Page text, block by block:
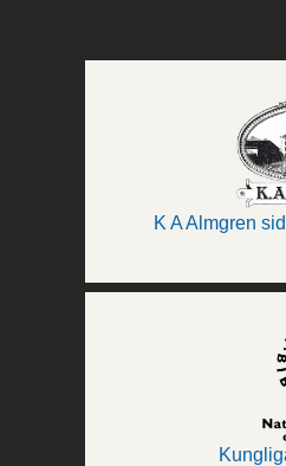
K A Almgren